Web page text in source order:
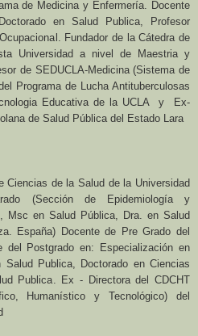
de Medicina y Enfermería. Docente
en Salud Publica, Profesor
Fundador de la Cátedra de
Universidad a nivel de Maestria y
de SEDUCLA-Medicina (Sistema de
Programa de Lucha Antituberculosas
Educativa de la UCLA y Ex-
de Salud Pública del Estado Lara
Ciencias de la Salud de la Universidad
(Sección de Epidemiología y
Msc en Salud Pública, Dra. en Salud
España) Docente de Pre Grado del
del Postgrado en: Especialización en
Publica, Doctorado en Ciencias
Publica. Ex - Directora del CDCHT
Humanístico y Tecnológico) del